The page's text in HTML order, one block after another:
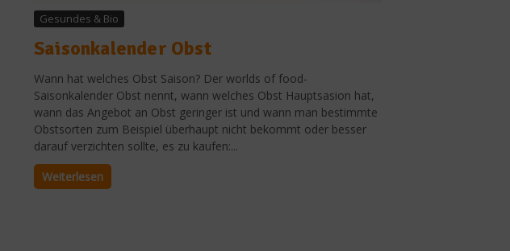
Gesundes & Bio
Saisonkalender Obst
Wann hat welches Obst Saison? Der worlds of food-
Saisonkalender Obst nennt, wann welches Obst Hauptsasion hat,
wann das Angebot an Obst geringer ist und wann man bestimmte
Obstsorten zum Beispiel überhaupt nicht bekommt oder besser
darauf verzichten sollte, es zu kaufen:...
Weiterlesen